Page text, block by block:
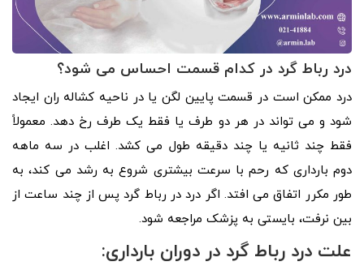
درد رباط گرد در کدام قسمت احساس می شود؟
درد ممکن است در قسمت پایین لگن یا در ناحیه کشاله ران ایجاد
شود و می تواند در هر دو طرف یا فقط یک طرف رخ دهد. معمولاً
فقط چند ثانیه یا چند دقیقه طول می کشد. اغلب در سه ماهه
دوم بارداری که رحم با سرعت بیشتری شروع به رشد می کند، به
طور مکرر اتفاق می افتد. اگر درد در رباط گرد پس از چند ساعت از
بین نرفت، بایستی به پزشک مراجعه شود.
علت درد رباط گرد در دوران بارداری: